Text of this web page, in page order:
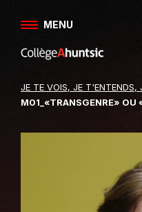
Aller au contenu
MENU
Retour
site
du
Ahuntsic
JE TE VOIS, JE T'ENTENDS,
M01_«TRANSGENRE» OU